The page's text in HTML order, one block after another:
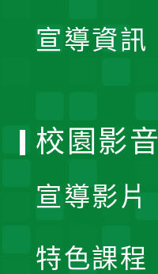
宣導資訊
校園影音
宣導影片
特色課程